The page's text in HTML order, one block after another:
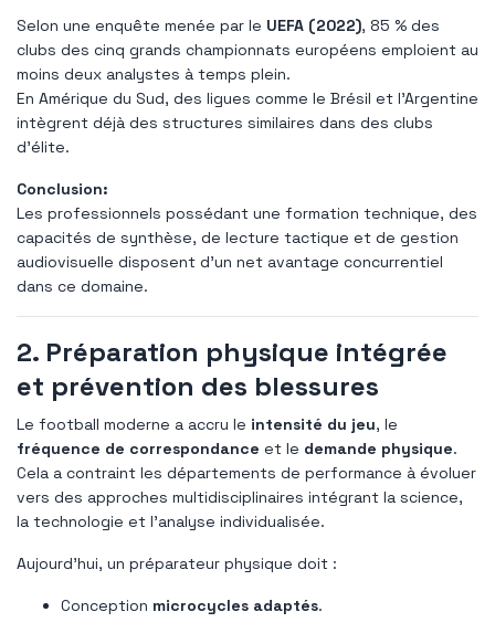
Selon une enquête menée par le UEFA (2022), 85 % des
clubs des cinq grands championnats européens emploient au
moins deux analystes à temps plein.
En Amérique du Sud, des ligues comme le Brésil et l’Argentine
intègrent déjà des structures similaires dans des clubs
d’élite.
Conclusion:
Les professionnels possédant une formation technique, des
capacités de synthèse, de lecture tactique et de gestion
audiovisuelle disposent d’un net avantage concurrentiel
dans ce domaine.
2. Préparation physique intégrée
et prévention des blessures
Le football moderne a accru le intensité du jeu, le
fréquence de correspondance et le demande physique.
Cela a contraint les départements de performance à évoluer
vers des approches multidisciplinaires intégrant la science,
la technologie et l'analyse individualisée.
Aujourd’hui, un préparateur physique doit :
Conception microcycles adaptés.